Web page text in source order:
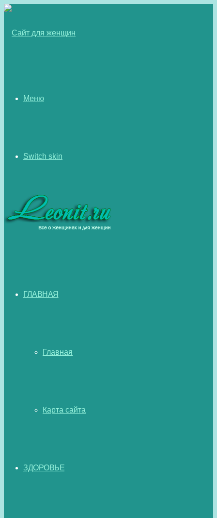
Меню
Switch skin
ГЛАВНАЯ
Главная
Карта сайта
ЗДОРОВЬЕ